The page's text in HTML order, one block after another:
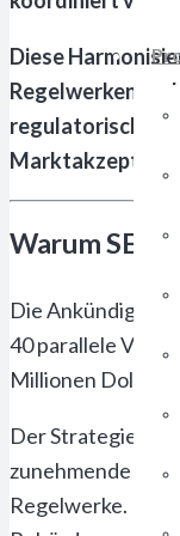
Diese
Regelwerken
regulatorische
Marktakzeptanz
Warum SEC
Die Ankündigung
40 parallele
Millionen Dollar
Der
zunehmende
Regelwerke.